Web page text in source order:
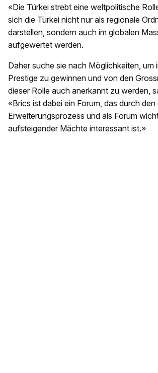
«Die Türkei strebt eine weltpolitische
sich die Türkei nicht nur als regionale
darstellen, sondern auch im globalen
aufgewertet werden.
Daher suche sie nach Möglichkeiten, um
Prestige zu gewinnen und von den
dieser Rolle auch anerkannt zu werden,
«Brics ist dabei ein Forum, das durch
Erweiterungsprozess und als Forum
aufsteigender Mächte interessant ist.»